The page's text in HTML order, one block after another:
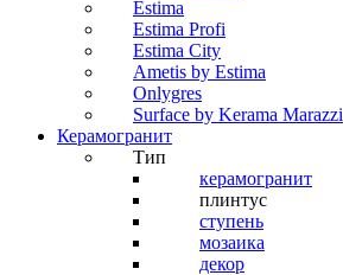
Estima
Estima Profi
Estima City
Ametis by Estima
Onlygres
Surface by Kerama Marazzi
Керамогранит
Тип
керамогранит
плинтус
ступень
мозаика
декор